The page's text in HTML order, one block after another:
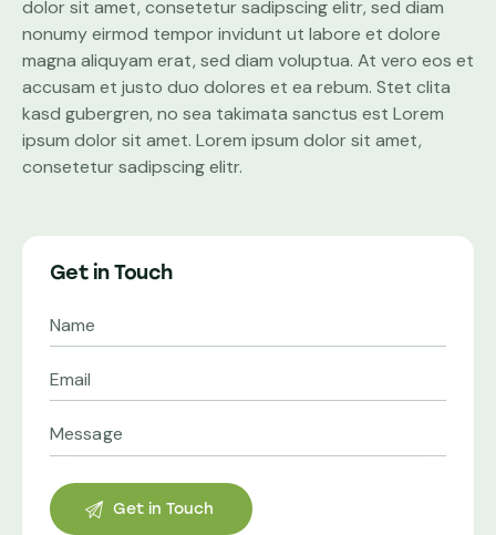
dolor sit amet, consetetur sadipscing elitr, sed diam
nonumy eirmod tempor invidunt ut labore et dolore
magna aliquyam erat, sed diam voluptua. At vero eos et
accusam et justo duo dolores et ea rebum. Stet clita
kasd gubergren, no sea takimata sanctus est Lorem
ipsum dolor sit amet. Lorem ipsum dolor sit amet,
consetetur sadipscing elitr.
Get in Touch